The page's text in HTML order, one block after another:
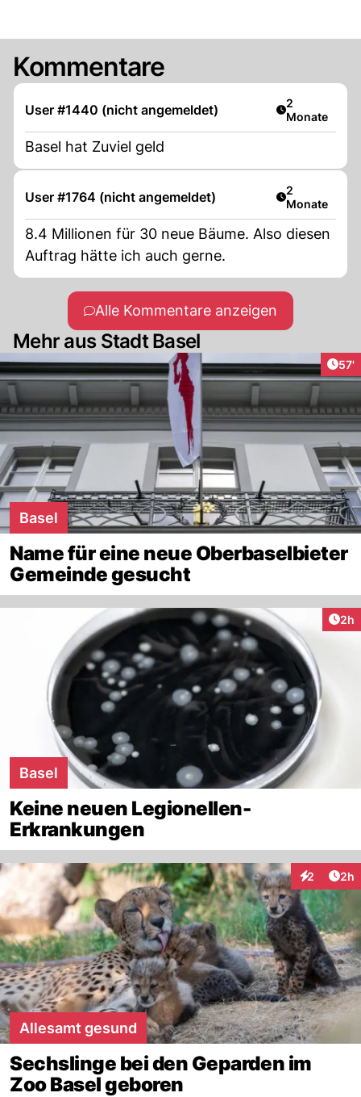
Kommentare
User #1440 (nicht angemeldet) Artikel
2
Monate
Basel hat Zuviel geld
User #1764 (nicht angemeldet) Artikel
2
Monate
8.4 Millionen für 30 neue Bäume. Also diesen
Auftrag hätte ich auch gerne.
Alle Kommentare anzeigen
Mehr aus Stadt Basel
57'
Basel
Name für eine neue Oberbaselbieter
Gemeinde gesucht
2h
Basel
Keine neuen Legionellen-
Erkrankungen
2 2h
Allesamt gesund
Sechslinge bei den Geparden im
Zoo Basel geboren